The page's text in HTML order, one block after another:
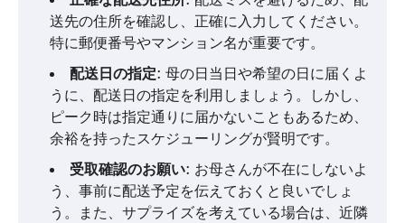
送先の住所を確認し、正確に入力してください。
特に郵便番号やマンション名が重要です。
配送日の指定: 母の日当日や希望の日に届くよ
うに、配送日の指定を利用しましょう。しかし、
ピーク時は指定通りに届かないこともあるため、
余裕を持ったスケジューリングが賢明です。
受取確認のお願い: お母さんが不在にしないよ
う、事前に配送予定を伝えておくと良いでしょ
う。また、サプライズを考えている場合は、近隣